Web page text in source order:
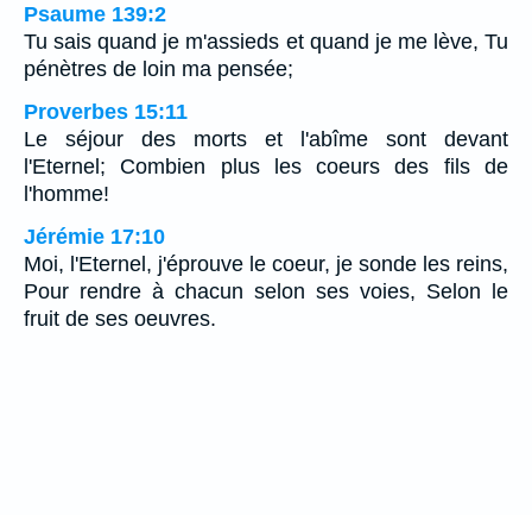
Psaume 139:2
Tu sais quand je m'assieds et quand je me lève, Tu
pénètres de loin ma pensée;
Proverbes 15:11
Le séjour des morts et l'abîme sont devant
l'Eternel; Combien plus les coeurs des fils de
l'homme!
Jérémie 17:10
Moi, l'Eternel, j'éprouve le coeur, je sonde les reins,
Pour rendre à chacun selon ses voies, Selon le
fruit de ses oeuvres.